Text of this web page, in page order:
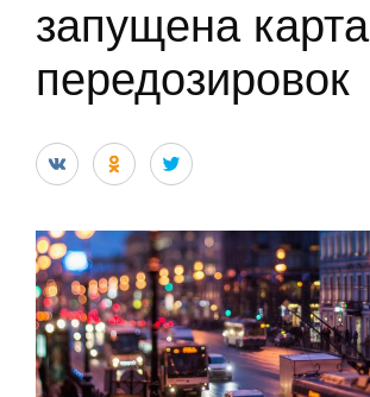
запущена карта
передозировок